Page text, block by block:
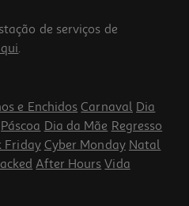
Camião De Mina
de serviços de
.
e Enchidos Carnaval Dia
Páscoa Dia da Mãe Regresso
Friday Cyber Monday Natal
After Hours Vida